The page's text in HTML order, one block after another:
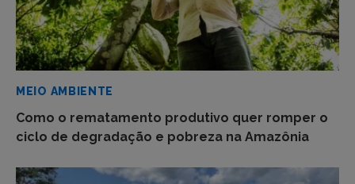
MEIO AMBIENTE
Como o rematamento produtivo quer romper o
ciclo de degradação e pobreza na Amazônia